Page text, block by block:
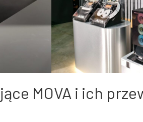
MOVA i ich